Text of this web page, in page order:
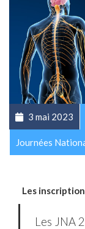
3 mai 2023
Journées
Les
Les JNA